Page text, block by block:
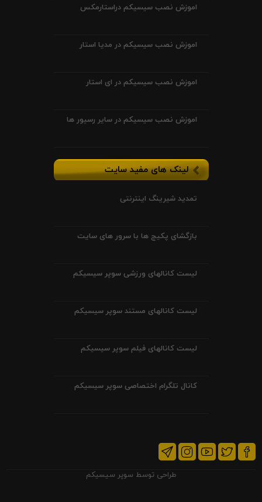
اموزش نصب سیسیکم دراستارمکس
اموزش نصب سیسیکم در مدیا استار
اموزش نصب سیسیکم در ای استار
اموزش نصب سیسیکم در سایر رسیور ها
لینک های مفید سایت
تمدید شیرینگ اینترنتی
بازگشای پکیج ها با سرور های سایت
لیست کانالهای ورزشی سوپر سیسیکم
لیست کانالهای مستند سوپر سیسیکم
لیست کانالهای فیلم سوپر سیسیکم
کانال تلگرام اختصاصی سوپر سیسیکم
طراحی توسط سوپر سیسیکم